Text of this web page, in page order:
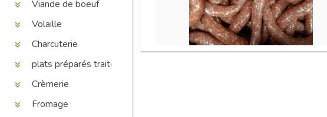
Viande de boeuf
Volaille
Charcuterie
plats préparés traiteur
Crèmerie
Fromage